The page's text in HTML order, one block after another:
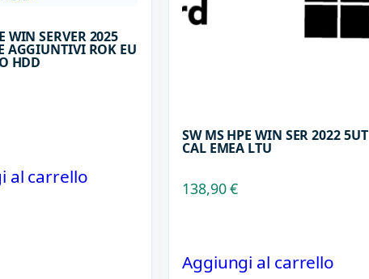
WIN SERVER 2025
AGGIUNTIVI ROK EU
HDD
al carrello
SW MS HPE WIN SER 2022 5UT
CAL EMEA LTU
138,90€
Aggiungi al carrello